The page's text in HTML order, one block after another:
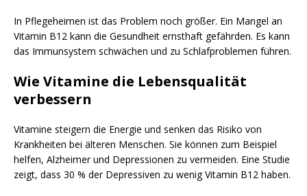
In Pflegeheimen ist das Problem noch größer. Ein Mangel an
Vitamin B12 kann die Gesundheit ernsthaft gefährden. Es kann
das Immunsystem schwächen und zu Schlafproblemen führen.
Wie Vitamine die Lebensqualität
verbessern
Vitamine steigern die Energie und senken das Risiko von
Krankheiten bei älteren Menschen. Sie können zum Beispiel
helfen, Alzheimer und Depressionen zu vermeiden. Eine Studie
zeigt, dass 30 % der Depressiven zu wenig Vitamin B12 haben.